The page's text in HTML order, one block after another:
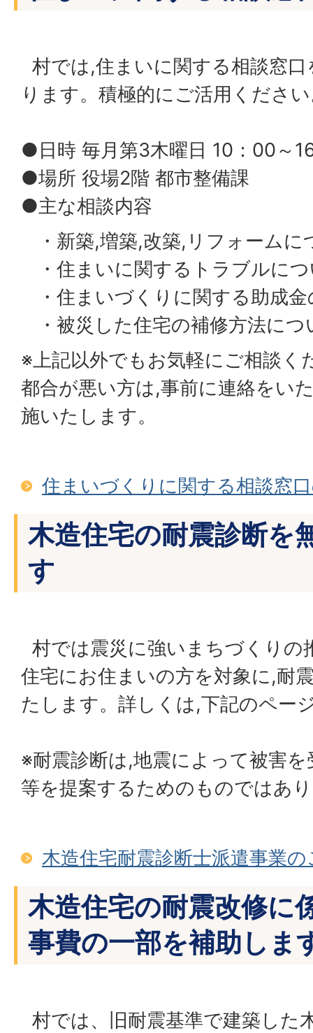
村では,住まいに関する相談窓
ります。積極的にご活用くださ
●日時 毎月第3木曜日 10：00～
●場所 役場2階 都市整備課
●主な相談内容
・新築,増築,改築,リフォームに
・住まいに関するトラブルに
・住まいづくりに関する助成金
・被災した住宅の補修方法につ
※上記以外でもお気軽にご相談く
都合が悪い方は,事前に連絡をい
施いたします。
住まいづくりに関する相談窓
木造住宅の耐震診断を
す
村では震災に強いまちづくりの
住宅にお住まいの方を対象に,耐
たします。詳しくは,下記のペー
※耐震診断は,地震によって被害
等を提案するためのものではあ
木造住宅耐震診断士派遣事業の
木造住宅の耐震改修に
事費の一部を補助しま
村では、旧耐震基準で建築した